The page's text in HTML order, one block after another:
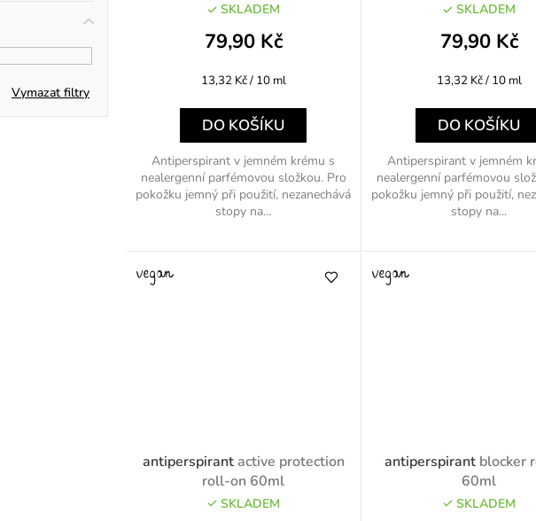
Vymazat filtry
ů
SKLADEM
79,90 Kč
Měrná
13,32 Kč / 10 ml
DO KOŠÍKU
Antiperspirant v jemném krému s
nealergenní parfémovou složkou. Pro
pokožku jemný při použití, nezanechává
stopy na...
SKLADEM
79,90 Kč
Měrná
13,32 Kč / 10 ml
DO KOŠÍKU
Antiperspirant v jemném
nealergenní parfémovou
pokožku jemný při použití,
stopy na...
antiperspirantactive protection
roll-on 60ml
SKLADEM
antiperspirant blocker
60ml
SKLADEM